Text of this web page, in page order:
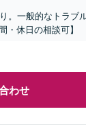
。一般的なトラブ
・休日の相談可】
わせ